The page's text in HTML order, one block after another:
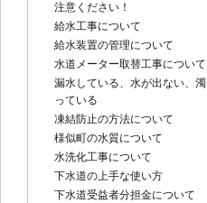
注意ください！
給水工事について
給水装置の管理について
水道メーター取替工事について
漏水している、水が出ない、濁
っている
凍結防止の方法について
様似町の水質について
水洗化工事について
下水道の上手な使い方
下水道受益者分担金について